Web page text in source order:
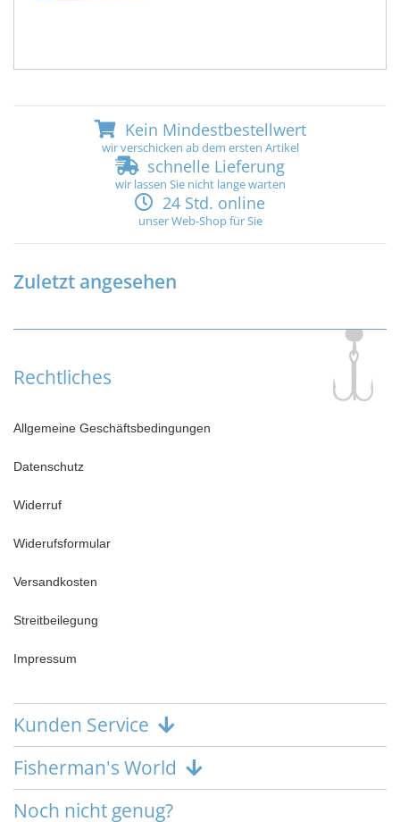
Kein Mindestbestellwert
wir verschicken ab dem ersten Artikel
schnelle Lieferung
wir lassen Sie nicht lange warten
24 Std. online
unser Web-Shop für Sie
Zuletzt angesehen
Rechtliches
Allgemeine Geschäftsbedingungen
Datenschutz
Widerruf
Widerufsformular
Versandkosten
Streitbeilegung
Impressum
Kunden Service
Fisherman's World
Noch nicht genug?